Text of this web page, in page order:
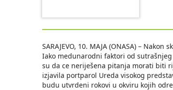
SARAJEVO, 10. MAJA (ONASA) –
Iako medunarodni faktori od
su da ce neriješena pitanja morati biti
izjavila portparol Ureda visokog
budu utvrdeni rokovi u okviru kojih